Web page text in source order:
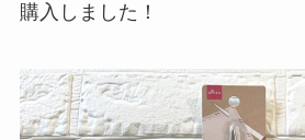
購入しました！